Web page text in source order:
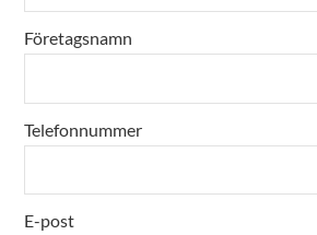
Företagsnamn
Telefonnummer
E-post